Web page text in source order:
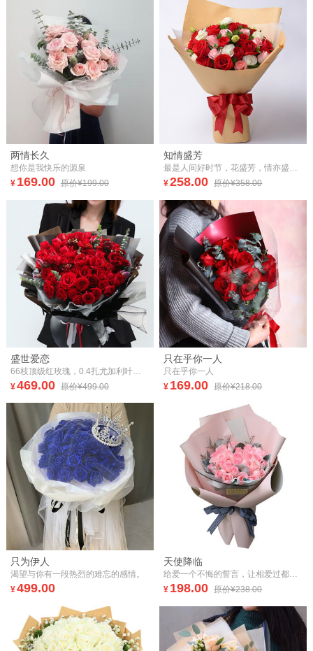
两情长久
想你是我快乐的源泉
¥ 169.00 原价¥199.00
知情盛芳
最是人间好时节，花盛芳，情亦盛芳。
¥258.00 原价¥358.00
盛世爱恋
66枝顶级红玫瑰，0.4扎尤加利叶，内层白色雪梨纸，白色雾面纸，外层黑色巴黎纸，少量黑纱，精美红色缎带花结
¥469.00 原价¥499.00
只在乎你一人
只在乎你一人
¥ 169.00 原价¥218.00
只为伊人
渴望与你有一段热烈的难忘的感情。
¥499.00
天使降临
给爱一个不悔的誓言，让相爱过都彼此思念
¥ 198.00 原价¥238.00